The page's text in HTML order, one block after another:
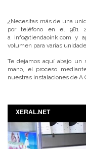
¿Necesitas más de una
por teléfono en el 981
a info@tiendaoink.com y
volumen para varias
Te dejamos aquí abajo un
mano, el proceso
nuestras instalaciones de A